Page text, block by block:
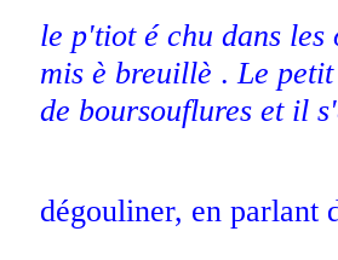
le p'tiot é chu dans les
mis è breuillè .Le
de boursouflures et il
dégouliner, en parlant